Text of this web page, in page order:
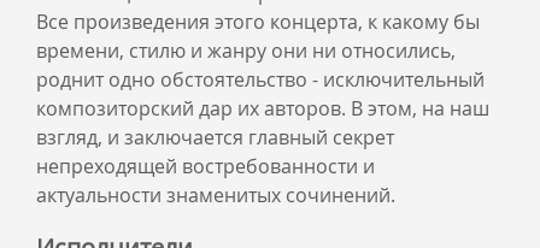
Все произведения этого концерта, к какому бы
времени, стилю и жанру они ни относились,
роднит одно обстоятельство - исключительный
композиторский дар их авторов. В этом, на наш
взгляд, и заключается главный секрет
непреходящей востребованности и
актуальности знаменитых сочинений.